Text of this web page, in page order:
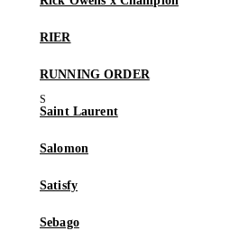
RIER
RUNNING ORDER
Saint Laurent
Salomon
Satisfy
Sebago